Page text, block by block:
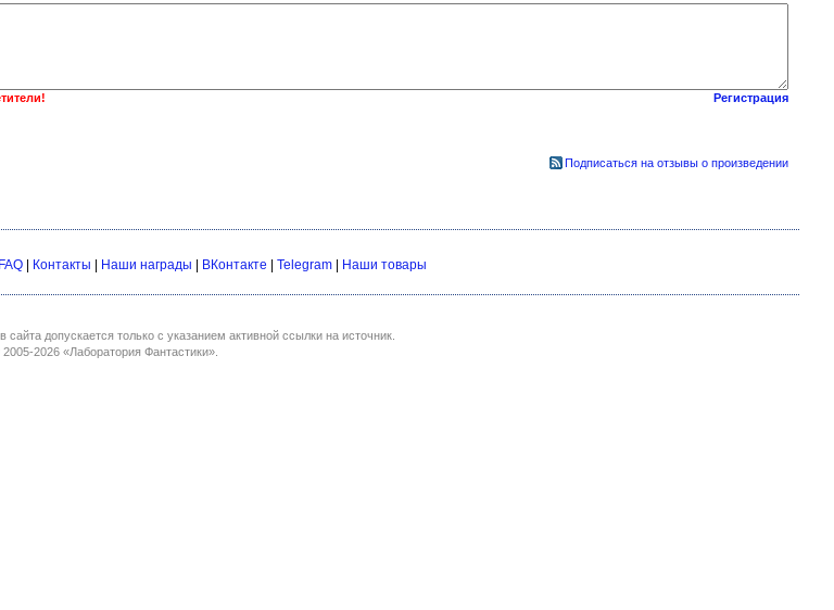
Регистрация
Подписаться на отзывы о произведении
FAQ Контакты Наши награды ВКонтакте Telegram Наши товары
допускается только с указанием активной ссылки на источник.
2026 «Лаборатория Фантастики».